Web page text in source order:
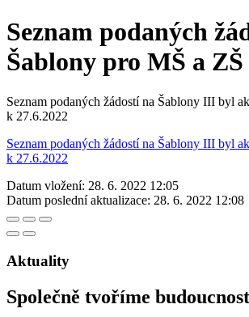
Seznam podaných
Šablony pro MŠ a
Seznam podaných žádostí na Šablony III byl
k 27.6.2022
Seznam podaných žádostí na Šablony III byl
k 27.6.2022
Datum vložení: 28. 6. 2022 12:05
Datum poslední aktualizace: 28. 6. 2022 12:08
Aktuality
Společně tvoříme